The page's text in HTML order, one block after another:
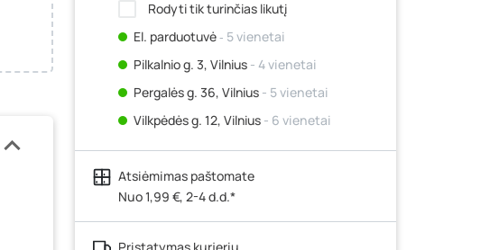
Rodyti tik turinčias likutį
El. parduotuvė‐ 5 vienetai
Pilkalnio g. 3, Vilnius - 4 vienetai
Pergalės g. 36, Vilnius - 5 vienetai
Vilkpėdės g. 12, Vilnius - 6 vienetai
Ateities g. 15, Vilnius- 5 vienetai
Kauno r., Narsiečių k., Vytauto g. 183,
Kaunas - 2 vienetai
Šilutės pl. 83A, Klaipėda- 1 vienetas
Atsiėmimas paštomate
Nuo 1,99 €, 2-4 d.d.*